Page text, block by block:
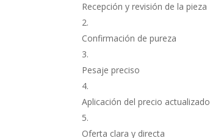
Recepción y revisión de la pieza
Confirmación de pureza
Pesaje preciso
Aplicación del precio actualizado
Oferta clara y directa